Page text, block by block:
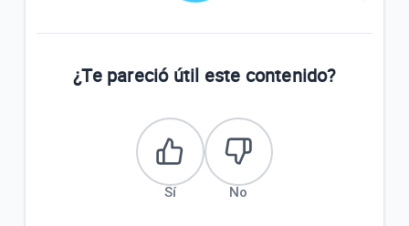
¿Te pareció útil este contenido?
Sí No